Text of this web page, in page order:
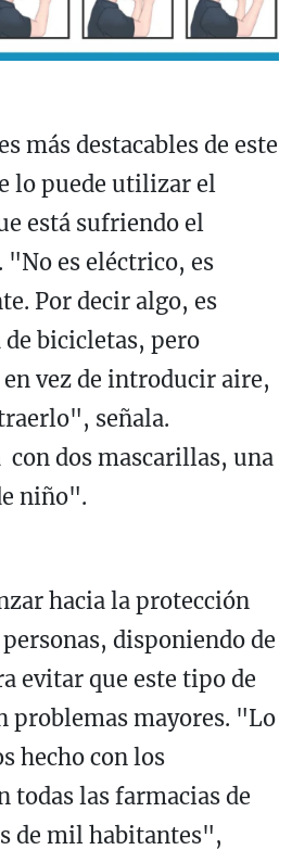
más destacables de este
lo puede utilizar el
está sufriendo el
es eléctrico, es
Por decir algo, es
bicicletas, pero
vez de introducir aire,
señala.
con dos mascarillas, una
niño".
hacia la protección
disponiendo de
evitar que este tipo de
problemas mayores. "Lo
hecho con los
todas las farmacias de
de mil habitantes",